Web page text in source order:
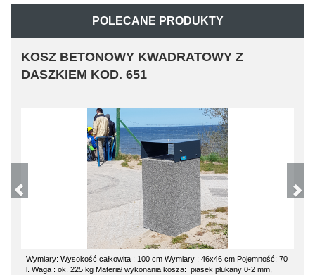
POLECANE PRODUKTY
KOSZ BETONOWY KWADRATOWY Z
DASZKIEM KOD. 651
Wymiary: Wysokość całkowita : 100 cm Wymiary : 46x46 cm Pojemność: 70
l. Waga : ok. 225 kg Materiał wykonania kosza: piasek płukany 0-2 mm,